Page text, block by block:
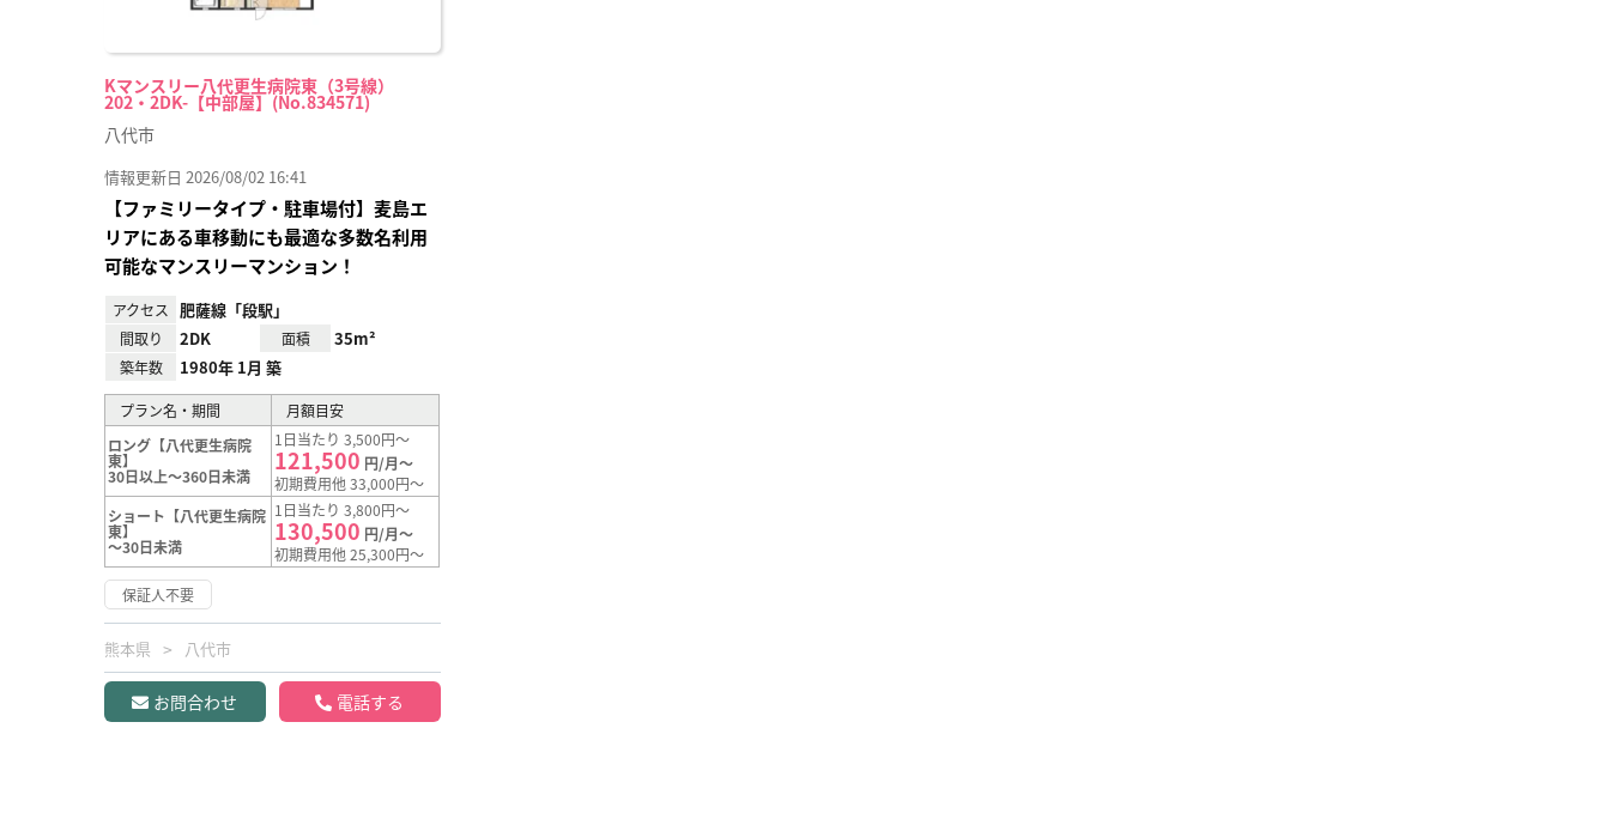
Kマンスリー八代更生病院東（3号線）
202・2DK-【中部屋】(No.834571)
八代市
情報更新日 2026/08/02 16:41
【ファミリータイプ・駐車場付】麦島エ
リアにある車移動にも最適な多数名利用
可能なマンスリーマンション！
アクセス 肥薩線「段駅」
間取り 2DK 面積 35m²
築年数 1980年 1月 築
プラン名・期間
月額目安
ロング【八代更生病院
東】
30日以上～360日未満
1日当たり 3,500円～
121,500 円/月～
初期費用他 33,000円～
ショート【八代更生病院
東】
～30日未満
1日当たり 3,800円～
130,500 円/月～
初期費用他 25,300円～
保証人不要
熊本県 八代市
お問合わせ 電話する